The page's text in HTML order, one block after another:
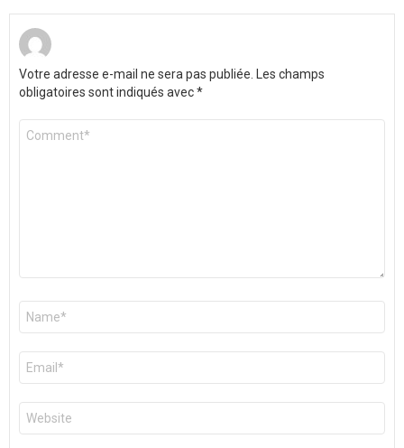
Votre adresse e-mail ne sera pas publiée. Les champs
obligatoires sont indiqués avec*
Commentaire
Nom
E-
mail
*
Site
web